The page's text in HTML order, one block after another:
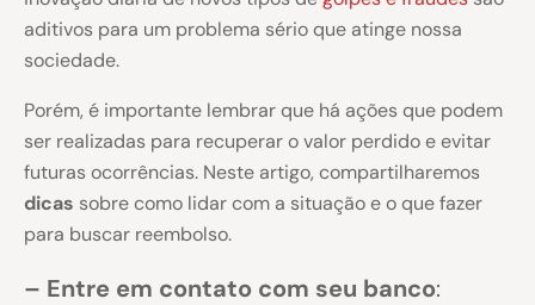
aditivos para um problema sério que atinge nossa
sociedade.
Porém, é importante lembrar que há ações que podem
ser realizadas para recuperar o valor perdido e evitar
futuras ocorrências. Neste artigo, compartilharemos
dicas sobre como lidar com a situação e o que fazer
para buscar reembolso.
– Entre em contato com seu banco: